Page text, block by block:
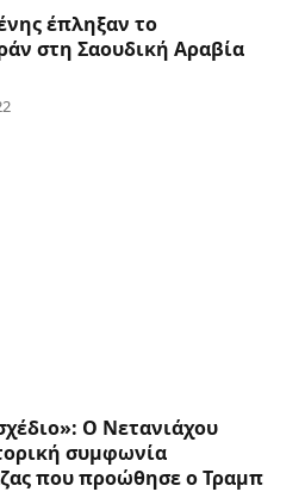
έπληξαν το
στη Σαουδική Αραβία
Ο Νετανιάχου
συμφωνία
που προώθησε ο Τραμπ